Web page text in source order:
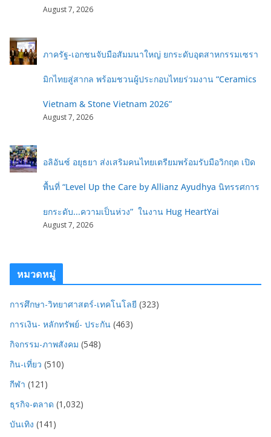
August 7, 2026
ภาครัฐ-เอกชนจับมือสัมมนาใหญ่ ยกระดับอุตสาหกรรมเซรา
มิกไทยสู่สากล พร้อมชวนผู้ประกอบไทยร่วมงาน “Ceramics
Vietnam & Stone Vietnam 2026”
August 7, 2026
อลิอันซ์ อยุธยา ส่งเสริมคนไทยเตรียมพร้อมรับมือวิกฤต เปิด
พื้นที่ “Level Up the Care by Allianz Ayudhya นิทรรศการ
ยกระดับ...ความเป็นห่วง” ในงาน Hug HeartYai
August 7, 2026
หมวดหมู่
การศึกษา-วิทยาศาสตร์-เทคโนโลยี (323)
การเงิน- หลักทรัพย์- ประกัน (463)
กิจกรรม-ภาพสังคม (548)
กิน-เที่ยว (510)
กีฬา (121)
ธุรกิจ-ตลาด (1,032)
บันเทิง (141)